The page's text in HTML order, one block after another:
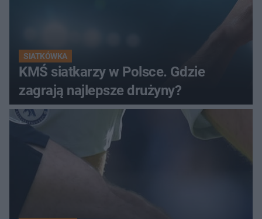
SIATKÓWKA
KMŚ siatkarzy w Polsce. Gdzie
zagrają najlepsze drużyny?